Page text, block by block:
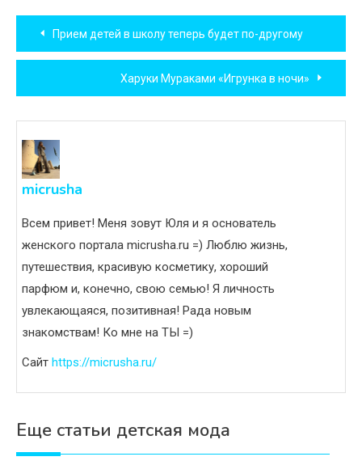
Навигация
по
записям
Прием детей в школу теперь будет по-другому
Харуки Мураками «Игрунка в ночи»
micrusha
Всем привет! Меня зовут Юля и я основатель
женского портала micrusha.ru =) Люблю жизнь,
путешествия, красивую косметику, хороший
парфюм и, конечно, свою семью! Я личность
увлекающаяся, позитивная! Рада новым
знакомствам! Ко мне на ТЫ =)
Сайт https://micrusha.ru/
Еще статьи детская мода